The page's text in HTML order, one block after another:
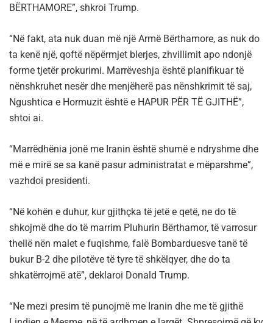
BËRTHAMORE”, shkroi Trump.
“Në fakt, ata nuk duan më një Armë Bërthamore, as nuk do
ta kenë një, qoftë nëpërmjet blerjes, zhvillimit apo ndonjë
forme tjetër prokurimi. Marrëveshja është planifikuar të
nënshkruhet nesër dhe menjëherë pas nënshkrimit të saj,
Ngushtica e Hormuzit është e HAPUR PËR TË GJITHË”,
shtoi ai.
“Marrëdhënia jonë me Iranin është shumë e ndryshme dhe
më e mirë se sa kanë pasur administratat e mëparshme”,
vazhdoi presidenti.
“Në kohën e duhur, kur gjithçka të jetë e qetë, ne do të
shkojmë dhe do të marrim Pluhurin Bërthamor, të varrosur
thellë nën malet e fuqishme, falë Bombarduesve tanë të
bukur B-2 dhe pilotëve të tyre të shkëlqyer, dhe do ta
shkatërrojmë atë”, deklaroi Donald Trump.
“Ne mezi presim të punojmë me Iranin dhe me të gjithë